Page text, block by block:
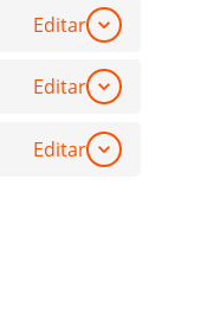
Editar
Editar
Editar